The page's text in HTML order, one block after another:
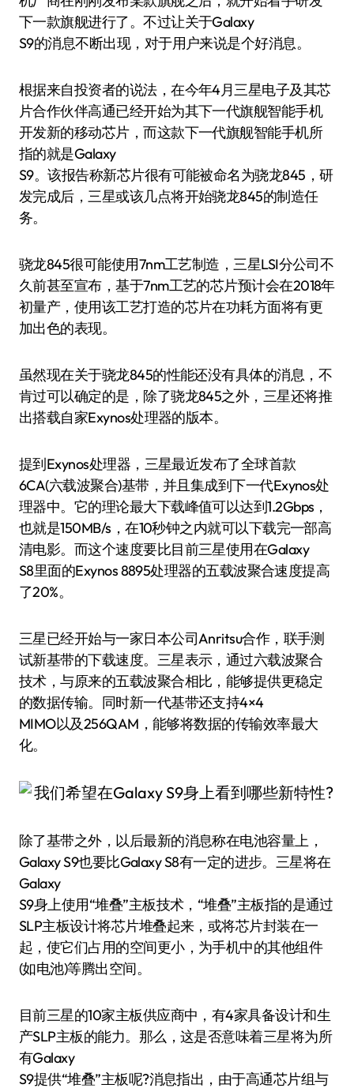
下一款旗舰进行了。不过让关于Galaxy
S9的消息不断出现，对于用户来说是个好消息。
根据来自投资者的说法，在今年4月三星电子及其芯
片合作伙伴高通已经开始为其下一代旗舰智能手机
开发新的移动芯片，而这款下一代旗舰智能手机所
指的就是Galaxy
S9。该报告称新芯片很有可能被命名为骁龙845，研
发完成后，三星或该几点将开始骁龙845的制造任
务。
骁龙845很可能使用7nm工艺制造，三星LSI分公司不
久前甚至宣布，基于7nm工艺的芯片预计会在2018年
初量产，使用该工艺打造的芯片在功耗方面将有更
加出色的表现。
虽然现在关于骁龙845的性能还没有具体的消息，不
肯过可以确定的是，除了骁龙845之外，三星还将推
出搭载自家Exynos处理器的版本。
提到Exynos处理器，三星最近发布了全球首款
6CA(六载波聚合)基带，并且集成到下一代Exynos处
理器中。它的理论最大下载峰值可以达到1.2Gbps，
也就是150MB/s，在10秒钟之内就可以下载完一部高
清电影。而这个速度要比目前三星使用在Galaxy
S8里面的Exynos 8895处理器的五载波聚合速度提高
了20%。
三星已经开始与一家日本公司Anritsu合作，联手测
试新基带的下载速度。三星表示，通过六载波聚合
技术，与原来的五载波聚合相比，能够提供更稳定
的数据传输。同时新一代基带还支持4×4
MIMO以及256QAM，能够将数据的传输效率最大
化。
除了基带之外，以后最新的消息称在电池容量上，
Galaxy S9也要比Galaxy S8有一定的进步。三星将在
Galaxy
S9身上使用“堆叠”主板技术，“堆叠”主板指的是通过
SLP主板设计将芯片堆叠起来，或将芯片封装在一
起，使它们占用的空间更小，为手机中的其他组件
(如电池)等腾出空间。
目前三星的10家主板供应商中，有4家具备设计和生
产SLP主板的能力。那么，这是否意味着三星将为所
有Galaxy
S9提供“堆叠”主板呢?消息指出，由于高通芯片组与